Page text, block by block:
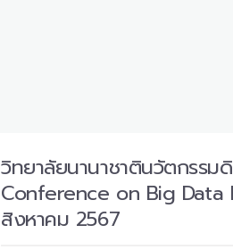
วิทยาลัยนานาชาตินวัตกรรม
Conference on Big Data
สิงหาคม 2567